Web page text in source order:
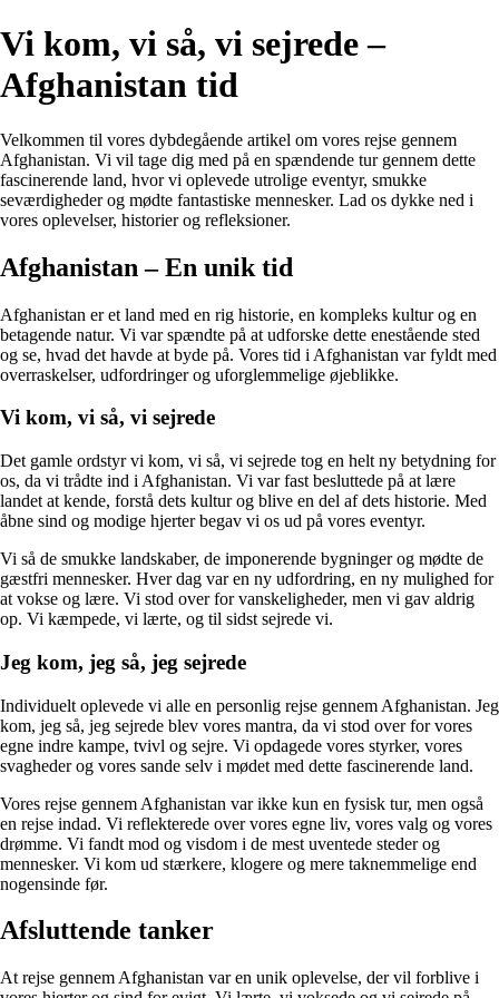
Vi kom, vi så, vi sejrede –
Afghanistan tid
Velkommen til vores dybdegående artikel om vores rejse gennem
Afghanistan. Vi vil tage dig med på en spændende tur gennem dette
fascinerende land, hvor vi oplevede utrolige eventyr, smukke
seværdigheder og mødte fantastiske mennesker. Lad os dykke ned i
vores oplevelser, historier og refleksioner.
Afghanistan – En unik tid
Afghanistan er et land med en rig historie, en kompleks kultur og en
betagende natur. Vi var spændte på at udforske dette enestående sted
og se, hvad det havde at byde på. Vores tid i Afghanistan var fyldt med
overraskelser, udfordringer og uforglemmelige øjeblikke.
Vi kom, vi så, vi sejrede
Det gamle ordstyr vi kom, vi så, vi sejrede tog en helt ny betydning for
os, da vi trådte ind i Afghanistan. Vi var fast besluttede på at lære
landet at kende, forstå dets kultur og blive en del af dets historie. Med
åbne sind og modige hjerter begav vi os ud på vores eventyr.
Vi så de smukke landskaber, de imponerende bygninger og mødte de
gæstfri mennesker. Hver dag var en ny udfordring, en ny mulighed for
at vokse og lære. Vi stod over for vanskeligheder, men vi gav aldrig
op. Vi kæmpede, vi lærte, og til sidst sejrede vi.
Jeg kom, jeg så, jeg sejrede
Individuelt oplevede vi alle en personlig rejse gennem Afghanistan. Jeg
kom, jeg så, jeg sejrede blev vores mantra, da vi stod over for vores
egne indre kampe, tvivl og sejre. Vi opdagede vores styrker, vores
svagheder og vores sande selv i mødet med dette fascinerende land.
Vores rejse gennem Afghanistan var ikke kun en fysisk tur, men også
en rejse indad. Vi reflekterede over vores egne liv, vores valg og vores
drømme. Vi fandt mod og visdom i de mest uventede steder og
mennesker. Vi kom ud stærkere, klogere og mere taknemmelige end
nogensinde før.
Afsluttende tanker
At rejse gennem Afghanistan var en unik oplevelse, der vil forblive i